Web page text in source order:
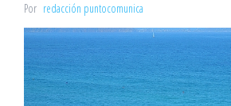
Por redacción puntocomunica